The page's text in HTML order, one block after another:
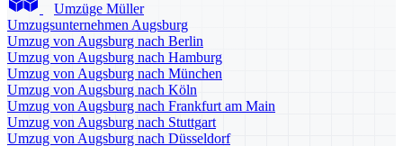
Umzüge Müller
Umzugsunternehmen Augsburg
Umzug von Augsburg nach Berlin
Umzug von Augsburg nach Hamburg
Umzug von Augsburg nach München
Umzug von Augsburg nach Köln
Umzug von Augsburg nach Frankfurt am Main
Umzug von Augsburg nach Stuttgart
Umzug von Augsburg nach Düsseldorf